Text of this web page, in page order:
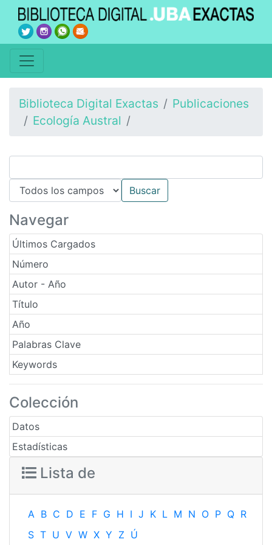
Biblioteca Digital Exactas
Publicaciones
Ecología Austral
Navegar
Últimos Cargados
Número
Autor - Año
Título
Año
Palabras Clave
Keywords
Colección
Datos
Estadísticas
Lista de
A B C D E F G H I J K L M N O P Q R
S T U V W X Y Z Ú